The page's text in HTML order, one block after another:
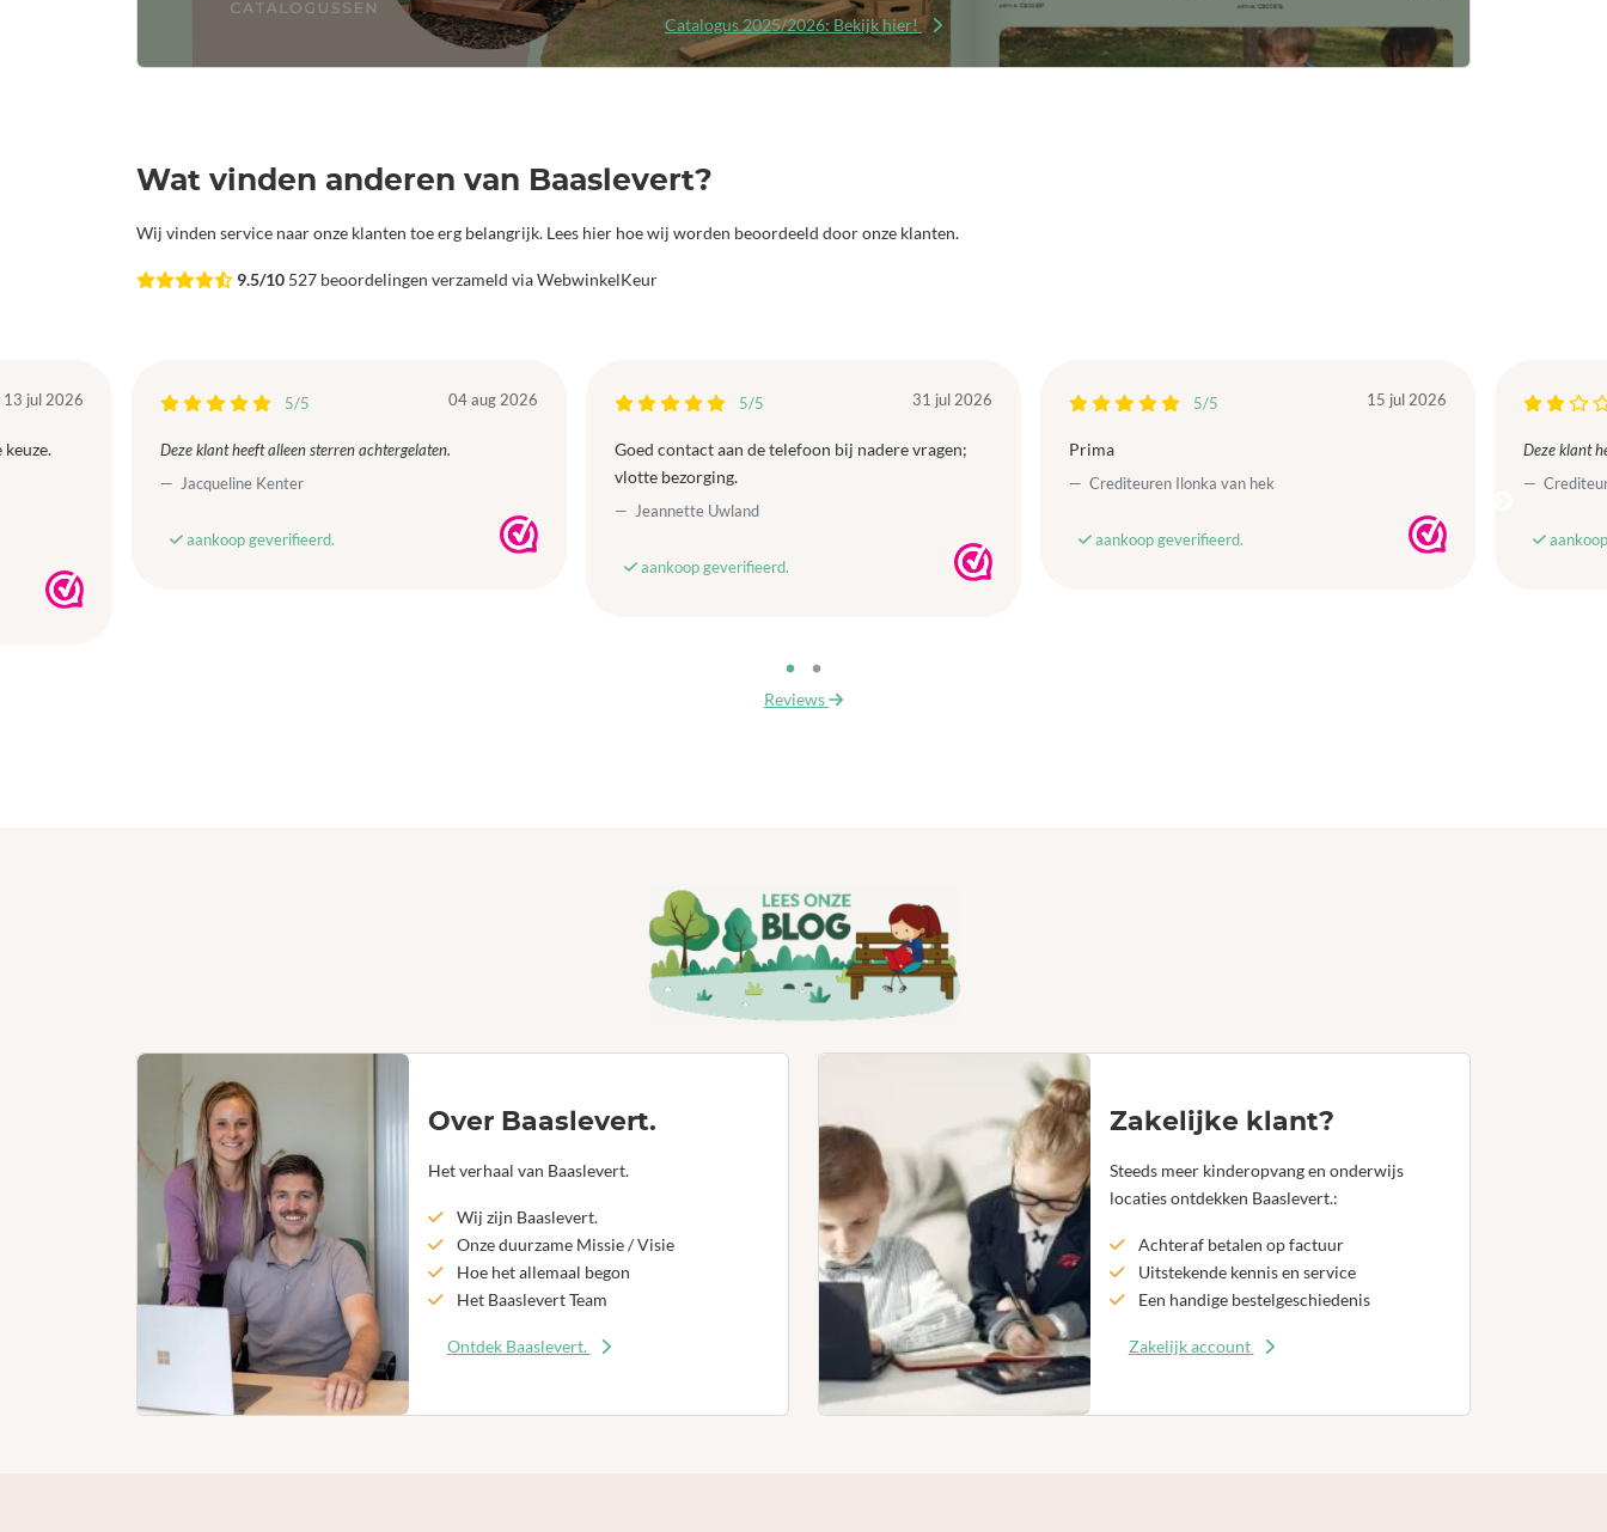
Catalogus 2025/2026: Bekijk hier!
Wat vinden anderen van Baaslevert?
Wij vinden service naar onze klanten toe erg belangrijk. Lees hier hoe wij worden beoordeeld door onze klanten.
9.5/10527 beoordelingen verzameld via WebwinkelKeur
13 jul 2026 5/5 04 aug 2026
Deze klant heeft alleen sterren achtergelaten.
Jacqueline Kenter
aankoop geverifieerd.
5/5 31 jul 2026
Goed contact aan de telefoon bij nadere vragen;
vlotte bezorging.
Jeannette Uwland
aankoop geverifieerd.
5/5 15 jul 2026
Prima
Crediteuren Ilonka van hek
aankoop geverifieerd.
Deze klant
Reviews
Over Baaslevert.
Het verhaal van Baaslevert.
Wij zijn Baaslevert.
Onze duurzame Missie / Visie
Hoe het allemaal begon
Het Baaslevert Team
Ontdek Baaslevert.
Zakelijke klant?
Steeds meer kinderopvang en onderwijs
locaties ontdekken Baaslevert.:
Achteraf betalen op factuur
Uitstekende kennis en service
Een handige bestelgeschiedenis
Zakelijk account